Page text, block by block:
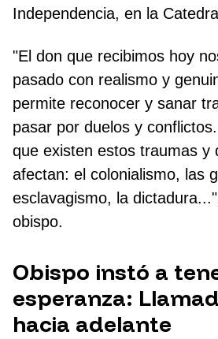
Independencia, en la
"El don que recibimos hoy
pasado con realismo y
permite reconocer y sanar
pasar por duelos y
que existen estos traumas y
afectan: el colonialismo, las
esclavagismo, la
obispo.
Obispo instó a
esperanza:
hacia adelante